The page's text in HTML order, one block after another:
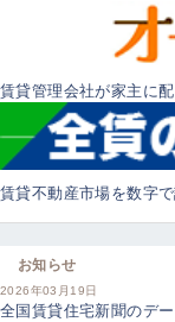
賃貸管理会社が家主に
賃貸不動産市場を数字
お知らせ
2026年03月19日
全国賃貸住宅新聞のデ